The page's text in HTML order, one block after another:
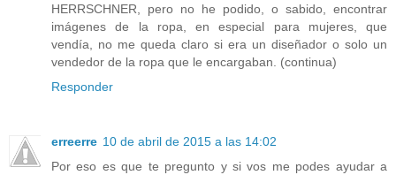
HERRSCHNER, pero no he podido, o sabido, encontrar
imágenes de la ropa, en especial para mujeres, que
vendía, no me queda claro si era un diseñador o solo un
vendedor de la ropa que le encargaban. (continua)
Responder
erreerre 10 de abril de 2015 a las 14:02
Por eso es que te pregunto y si vos me podes ayudar a